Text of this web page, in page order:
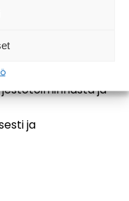
ja
ja
ja